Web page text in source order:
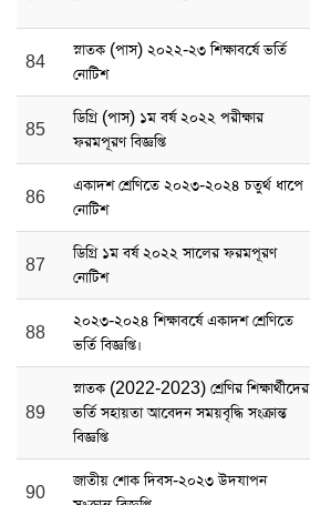
84
স্নাতক (পাস) ২০২২-২৩ শিক্ষাবর্ষে ভর্তি
নোটিশ
85
ডিগ্রি (পাস) ১ম বর্ষ ২০২২ পরীক্ষার
ফরমপূরণ বিজ্ঞপ্তি
86
একাদশ শ্রেণিতে ২০২৩-২০২৪ চতুর্থ ধাপে
নোটিশ
87
ডিগ্রি ১ম বর্ষ ২০২২ সালের ফরমপূরণ
নোটিশ
88
২০২৩-২০২৪ শিক্ষাবর্ষে একাদশ শ্রেণিতে
ভর্তি বিজ্ঞপ্তি।
89
স্নাতক (2022-2023) শ্রেণির শিক্ষার্থীদের
ভর্তি সহায়তা আবেদন সময়বৃদ্ধি সংক্রান্ত
বিজ্ঞপ্তি
90
জাতীয় শোক দিবস-২০২৩ উদযাপন